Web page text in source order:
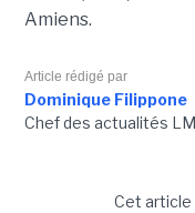
Amiens.
Article rédigé par
Dominique Filippone
Chef des actualités
Cet article